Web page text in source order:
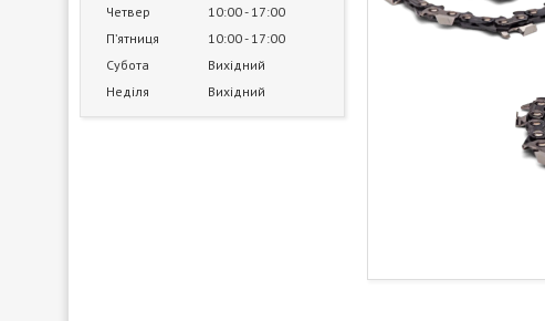
Четвер
10:00 17:00
Пʼятниця
10:00 17:00
Субота
Вихідний
Неділя
Вихідний